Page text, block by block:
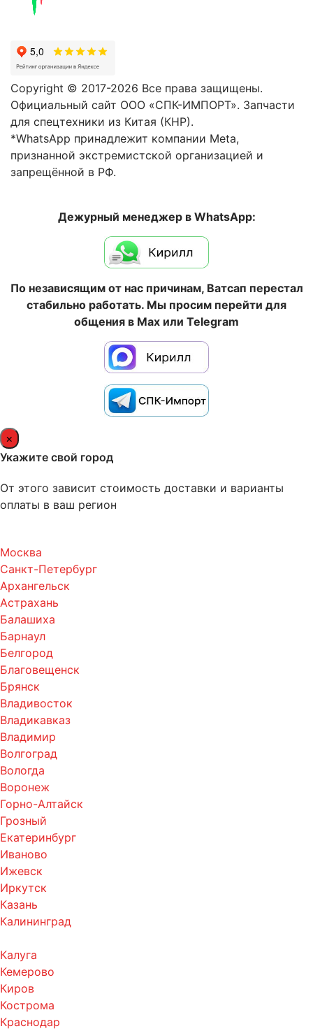
Copyright © 2017-2026 Все права защищены.
Официальный сайт ООО «СПК-ИМПОРТ». Запчасти
для спецтехники из Китая (КНР).
*WhatsApp принадлежит компании Meta,
признанной экстремистской организацией и
запрещённой в РФ.
Дежурный менеджер в WhatsApp:
По независящим от нас причинам, Ватсап перестал
стабильно работать. Мы просим перейти для
общения в Max или Telegram
×
Укажите свой город
От этого зависит стоимость доставки и варианты
оплаты в ваш регион
Москва
Санкт-Петербург
Архангельск
Астрахань
Балашиха
Барнаул
Белгород
Благовещенск
Брянск
Владивосток
Владикавказ
Владимир
Волгоград
Вологда
Воронеж
Горно-Алтайск
Грозный
Екатеринбург
Иваново
Ижевск
Иркутск
Казань
Калининград
Калуга
Кемерово
Киров
Кострома
Краснодар